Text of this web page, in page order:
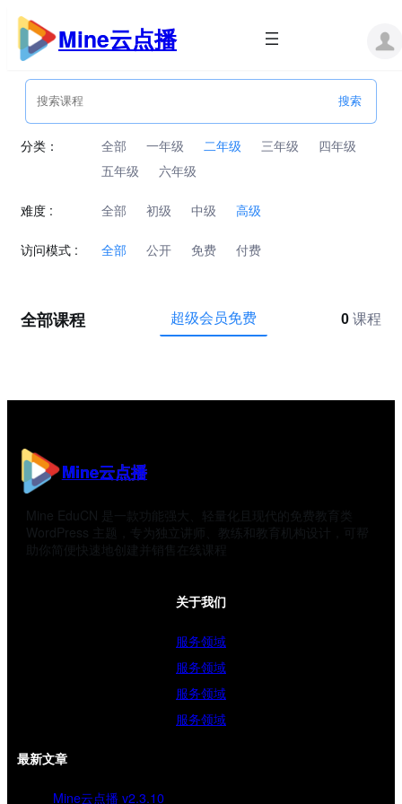
跳
内
Mine云点播
分类： 全部 一年级 二年级 三年级
四年级
五年级
六年级
难度 : 全部 初级 中级 高级
访问模式 : 全部 公开 免费 付费
全部课程 超级会员免费 0 课程
Mine云点播
Mine EduCN 是一款功能强大、轻量化且现代的免费教育类
WordPress 主题，专为独立讲师、教练和教育机构设计，可帮
助你简便快速地创建并销售在线课程
关于我们
服务领域
服务领域
服务领域
服务领域
最新文章
Mine云点播 v2.3.10